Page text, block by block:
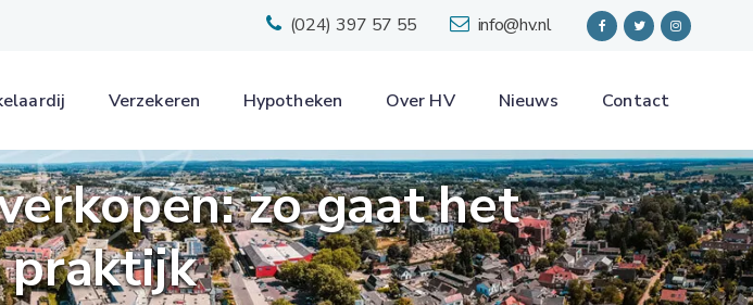
(024) 397 57 55 info@hv.nl
Verzekeren Hypotheken Over HV Nieuws Contact
zo gaat het
praktijk